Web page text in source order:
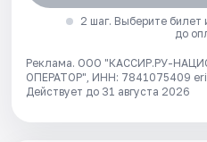
2 шаг. Выберите билет
до
Реклама. ООО "КАССИР.РУ-
ОПЕРАТОР", ИНН: 7841075409
Действует до 31 августа 2026